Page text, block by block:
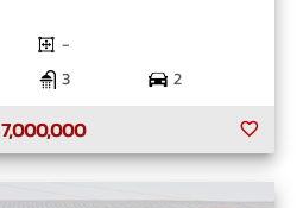
-
3
2
7,000,000